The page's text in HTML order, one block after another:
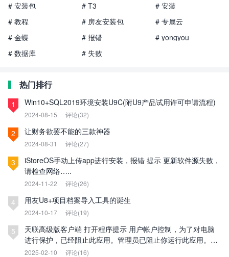
# 安装包
# T3
# 安装
# 教程
# 房友安装包
# 专属云
# 金蝶
# 报错
# yongyou
# 数据库
# 失败
热门排行
1 Win10+SQL2019环境安装U9C(附U9产品试用许可申请流程)
2024-08-15 评论(32)
2 让财务欲罢不能的三款神器
2024-08-31 评论(27)
3
iStoreOS手动上传app进行安装，报错 提示 更新软件源失败，
请检查网络…..
2024-11-22 评论(26)
4 用友U8+项目档案导入工具的诞生
2024-10-17 评论(19)
5
天联高级版客户端 打开程序提示 用户帐户控制，为了对电脑
进行保护，已经阻止此应用。管理员已阻止你运行此应用。有
关详细信息，请与管理员联系。
2025-02-10 评论(16)